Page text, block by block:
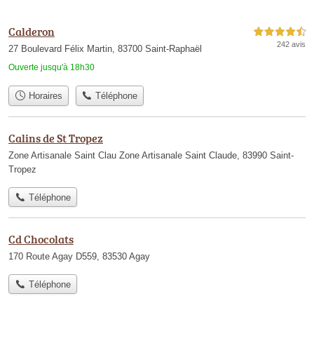
Calderon
27 Boulevard Félix Martin, 83700 Saint-Raphaël
Ouverte jusqu'à 18h30
4,5 étoiles sur 5
242 avis
Horaires Téléphone
Calins de St Tropez
Zone Artisanale Saint Clau Zone Artisanale Saint Claude, 83990 Saint-
Tropez
Téléphone
Cd Chocolats
170 Route Agay D559, 83530 Agay
Téléphone